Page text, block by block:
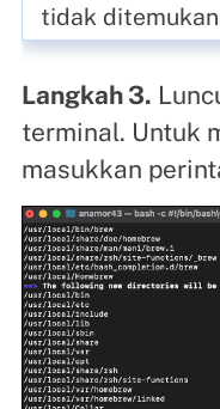
tidak
Langkah 3.
terminal. Untuk
masukkan